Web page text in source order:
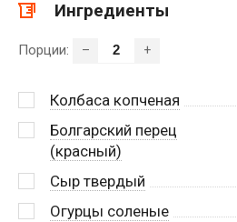
Ингредиенты
Порции: – +
Колбаса копченая
Болгарский перец
(красный)
Сыр твердый
Огурцы соленые